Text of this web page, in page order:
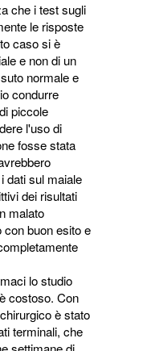
che i test sugli
le risposte
caso si è
e non di un
normale e
condurre
piccole
l'uso di
fosse stata
dati sul maiale
dei risultati
malato
con buon esito e
lo studio
costoso. Con
è stato
terminali, che